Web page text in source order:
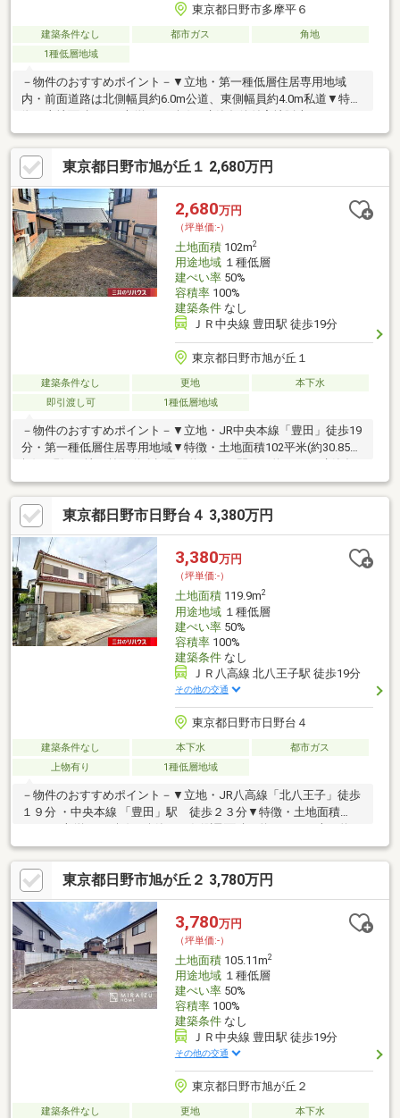
東京都日野市多摩平６
建築条件なし 都市ガス
角地
1種低層地域
－物件のおすすめポイント－▼立地・第一種低層住居専用地域
内・前面道路は北側幅員約6.0m公道、東側幅員約4.0m私道▼特
ため、お好みの建築会社等を選択可能・現況建物は解体後、更地
にてお渡し▼周辺環境・日野市立日野第五小学校 徒歩3分(約
180m)・日野市立病院 徒歩7分(約550m)※建築基準22条指定※本物
件は地階を有しない階数3階建以下の住宅建築計画又は更地利用の
方へ向けた土地販売■ ご希望の住まい探しをお手伝いします
━━━━━・・・物件の詳細・ご相談はお気軽にお問い合わせく
ださい。
東京都日野市旭が丘１ 2,680万円
2,680万円
（坪単価:-）
土地面積102m2
用途地域１種低層
建ぺい率50%
容積率100%
建築条件なし
ＪＲ中央線 豊田駅 徒歩19分
東京都日野市旭が丘１
建築条件なし 更地
本下水
即引渡し可
1種低層地域
－物件のおすすめポイント－▼立地・JR中央本線「豊田」徒歩19
分・第一種低層住居専用地域▼特徴・土地面積102平米(約30.85
件付宅地販売ではないため、お好きなハウスメーカーで建築可・
周囲にはすでに建物があり、採光等を考慮した設計がしやすい土
地・建ぺい率50％、容積率100%▼周辺環境・旭が丘南公園 徒歩2
分(約120m)・セブンイレブン日野旭が丘1丁目店 徒歩10分(約
750m)■ ご希望の住まい探しをお手伝いします ━━━━━・・・
物件の詳細・ご相談はお気軽にお問い合わせください。
東京都日野市日野台４ 3,380万円
3,380万円
（坪単価:-）
土地面積119.9m2
用途地域１種低層
建ぺい率50%
容積率100%
建築条件なし
ＪＲ八高線 北八王子駅 徒歩19分
その他の交通
東京都日野市日野台４
建築条件なし 本下水
都市ガス
上物有り
1種低層地域
－物件のおすすめポイント－▼立地・JR八高線「北八王子」徒歩
１９分 ・中央本線 「豊田」駅 徒歩２３分▼特徴・土地面積
119.9平米(約36.26坪)（公簿）・仮測量面積／約123.20平米（約
37.27坪）（2026年7月実施）・仮測量面積は、隣地境界立会等が
未了のため、確定測量の結果増減する可能性があります。・前面
道路は南東側幅員約3.8mの公道、間口は約9.5mの広さ・お好きな
ハウスメーカー・工務店で建築可能▼周辺環境・日野台公園 徒歩
2分(約110m)・ローソン日野多摩平5丁目店 徒歩6分(約420m)物件
の詳細・ご相談はお気軽にお問い合わせください。
東京都日野市旭が丘２ 3,780万円
3,780万円
（坪単価:-）
土地面積105.11m2
用途地域１種低層
建ぺい率50%
容積率100%
建築条件なし
ＪＲ中央線 豊田駅 徒歩19分
その他の交通
東京都日野市旭が丘２
建築条件なし 更地
本下水